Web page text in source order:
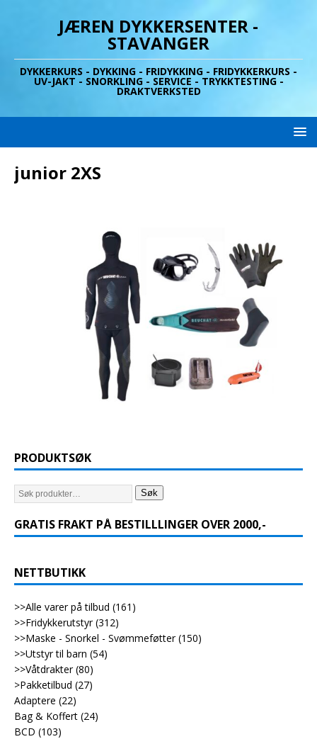
JÆREN DYKKERSENTER -
STAVANGER
DYKKERKURS - DYKKING - FRIDYKKING - FRIDYKKERKURS -
UV-JAKT - SNORKLING - SERVICE - TRYKKTESTING -
DRAKTVERKSTED
junior 2XS
PRODUKTSØK
Søk
GRATIS FRAKT PÅ BESTILLLINGER OVER 2000,-
NETTBUTIKK
>>Alle varer på tilbud (161)
>>Fridykkerutstyr (312)
>>Maske - Snorkel - Svømmeføtter (150)
>>Utstyr til barn (54)
>>Våtdrakter (80)
>Pakketilbud (27)
Adaptere (22)
Bag & Koffert (24)
BCD (103)